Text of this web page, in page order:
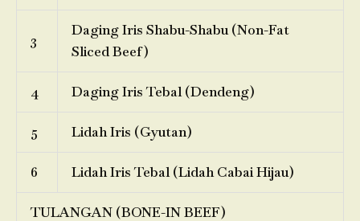
3
Daging Iris Shabu-Shabu (Non-Fat
Sliced Beef)
4 Daging Iris Tebal (Dendeng)
5 Lidah Iris (Gyutan)
6 Lidah Iris Tebal (Lidah Cabai Hijau)
TULANGAN (BONE-IN BEEF)